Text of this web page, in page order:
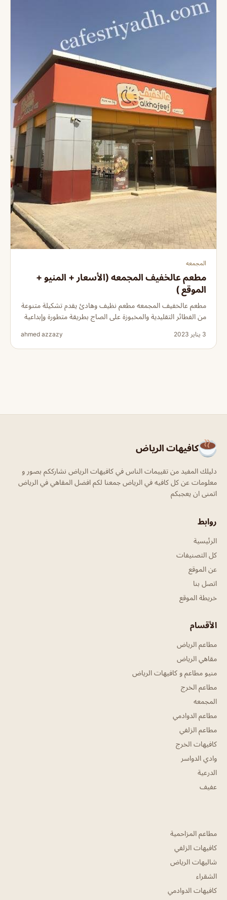
المجمعه
مطعم عالخفيف المجمعه (الأسعار + المنيو +
الموقع )
مطعم عالخفيف المجمعه مطعم نظيف وهادئ يقدم تشكيلة متنوعة
من الفطائر التقليدية والمخبوزة على الصاج بطريقة متطورة وإبداعية
3 يناير 2023 ahmed azzazy
كافيهات الرياض
دليلك المفيد من تقييمات الناس في كافيهات الرياض نشارككم بصور و
معلومات عن كل كافيه في الرياض جمعنا لكم افضل المقاهي في الرياض
اتمنى ان يعجبكم
روابط
الرئيسية
كل التصنيفات
عن الموقع
اتصل بنا
خريطة الموقع
الأقسام
مطاعم الرياض
مقاهي الرياض
منيو مطاعم و كافيهات الرياض
مطاعم الخرج
المجمعه
مطاعم الدوادمي
مطاعم الزلفي
كافيهات الخرج
وادي الدواسر
الدرعية
عفيف
مطاعم المزاحمية
كافيهات الزلفي
شاليهات الرياض
الشقراء
كافيهات الدوادمي